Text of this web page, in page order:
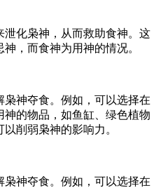
泄化枭神，从而救助食神。这
，而食神为用神的情况。
神夺食。例如，可以选择在
神的物品，如鱼缸、绿色植物
削弱枭神的影响力。
神夺食。例如，可以选择在